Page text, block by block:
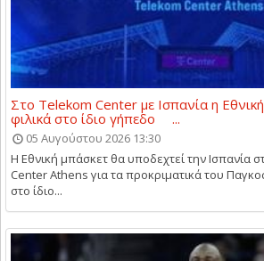
Στο Telekom Center με Ισπανία η
φιλικά στο ίδιο γήπεδο ...
05 Αυγούστου 2026 13:30
Η Εθνική μπάσκετ θα υποδεχτεί την Ισπανία
Center Athens για τα προκριματικά του
στο ίδιο...